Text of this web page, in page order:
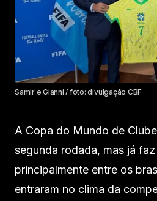
Samir e Gianni / foto: divulgação CBF
A Copa do Mundo de
segunda rodada, mas já
principalmente entre os
entraram no clima da